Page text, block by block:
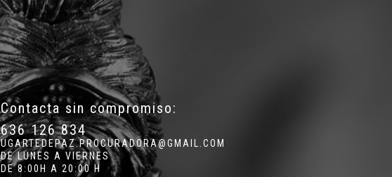
Contacta sin compromiso:
636 126 834
UGARTEDEPAZ.PROCURADORA@GMAIL.COM
DE LUNES A VIERNES
DE 8:00H A 20:00 H